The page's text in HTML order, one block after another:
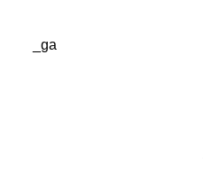
_ga